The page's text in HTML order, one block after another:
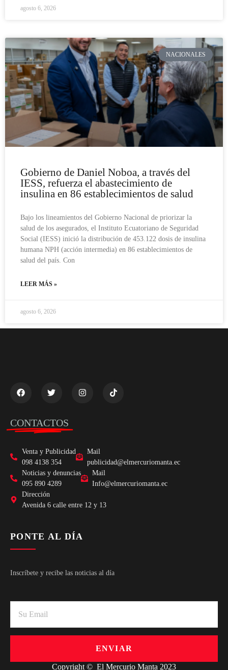
agosto 6, 2026
NACIONALES
Gobierno de Daniel Noboa, a través del
IESS, refuerza el abastecimiento de
insulina en 86 establecimientos de salud
Bajo los lineamientos del Gobierno Nacional de priorizar la
salud de los asegurados, el Instituto Ecuatoriano de Seguridad
Social (IESS) inició la distribución de 453.122 dosis de insulina
humana NPH (acción intermedia) en 86 establecimientos de
salud del país. Con
LEER MÁS »
agosto 6, 2026
CONTACTOS
Venta y Publicidad
098 4138 354
Mail
publicidad@elmercuriomanta.ec
Noticias y denuncias
095 890 4289
Mail
Info@elmercuriomanta.ec
Dirección
Avenida 6 calle entre 12 y 13
PONTE AL DÍA
Inscríbete y recibe las noticias al día
ENVIAR
Copyright © El Mercurio Manta 2023